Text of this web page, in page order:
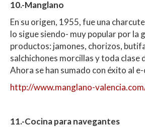
10.-Manglano
En su origen, 1955, fue una
lo sigue siendo- muy popular por la
productos: jamones, chorizos,
salchichones morcillas y toda clase
Ahora se han sumado con éxito al
http://www.manglano-
11.-Cocina para navegantes